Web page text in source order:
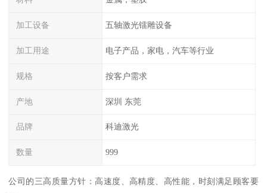
加工设备 五轴激光镭雕设备
加工用途 电子产品，家电，汽车等行业
规格 按客户需求
产地 深圳 东莞
品牌 科迪激光
数量 999
公司的三高质量方针：高速度、高精度、高性能，时刻满足顾客要